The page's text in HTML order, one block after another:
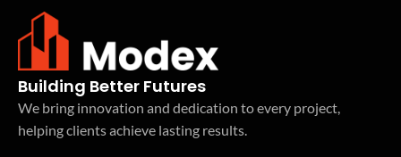
Building Better Futures
We bring innovation and dedication to every project,
helping clients achieve lasting results.